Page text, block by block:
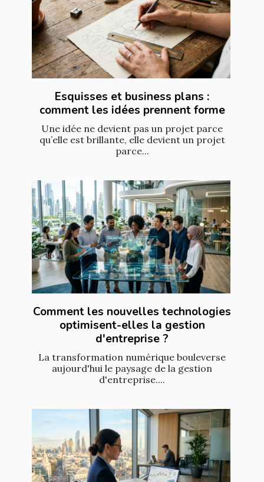
Esquisses et business plans :
comment les idées prennent forme
Une idée ne devient pas un projet parce
qu’elle est brillante, elle devient un projet
parce...
Comment les nouvelles technologies
optimisent-elles la gestion
d'entreprise ?
La transformation numérique bouleverse
aujourd'hui le paysage de la gestion
d'entreprise....